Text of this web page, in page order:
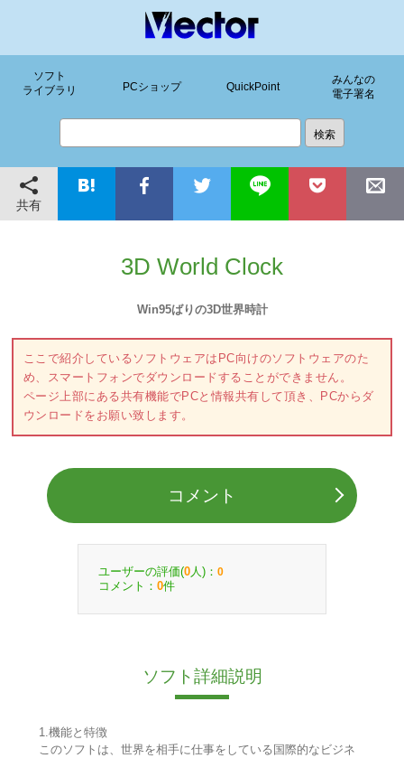
ソフト
ライブラリ
PCショップ QuickPoint
みんなの
電子署名
共有
3D World Clock
Win95ばりの3D世界時計
ここで紹介しているソフトウェアはPC向けのソフトウェアのた
め、スマートフォンでダウンロードすることができません。
ページ上部にある共有機能でPCと情報共有して頂き、PCからダ
ウンロードをお願い致します。
コメント
ユーザーの評価(0 人)： 0
コメント： 0件
ソフト詳細説明
1.機能と特徴
このソフトは、世界を相手に仕事をしている国際的なビジネ